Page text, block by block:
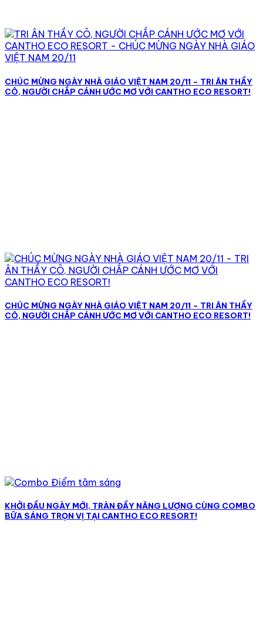
CHÚC MỪNG NGÀY NHÀ GIÁO VIỆT NAM 20/11 – TRI ÂN THẦY
CÔ, NGƯỜI CHẮP CÁNH ƯỚC MƠ VỚI CANTHO ECO RESORT!
CHÚC MỪNG NGÀY NHÀ GIÁO VIỆT NAM 20/11 – TRI ÂN THẦY
CÔ, NGƯỜI CHẮP CÁNH ƯỚC MƠ VỚI CANTHO ECO RESORT!
KHỞI ĐẦU NGÀY MỚI, TRÀN ĐẦY NĂNG LƯỢNG CÙNG COMBO
BỮA SÁNG TRỌN VỊ TẠI CANTHO ECO RESORT!